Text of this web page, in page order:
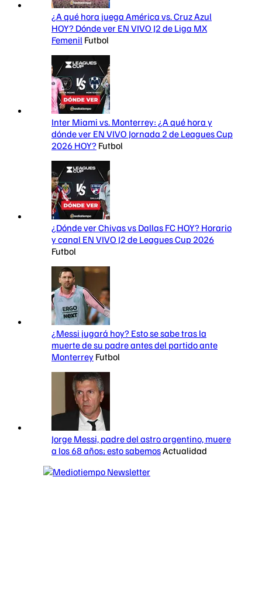
¿A qué hora juega América vs. Cruz Azul
HOY? Dónde ver EN VIVO J2 de Liga MX
Femenil Futbol
Inter Miami vs. Monterrey: ¿A qué hora y
dónde ver EN VIVO Jornada 2 de Leagues Cup
2026 HOY? Futbol
¿Dónde ver Chivas vs Dallas FC HOY? Horario
y canal EN VIVO J2 de Leagues Cup 2026
Futbol
¿Messi jugará hoy? Esto se sabe tras la
muerte de su padre antes del partido ante
Monterrey Futbol
Jorge Messi, padre del astro argentino, muere
a los 68 años; esto sabemosActualidad